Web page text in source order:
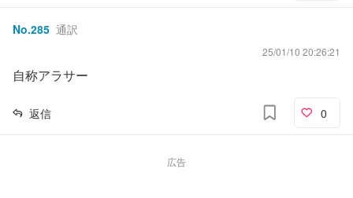
No.285 通訳
25/01/10 20:26:21
自称アラサー
返信 0
広告